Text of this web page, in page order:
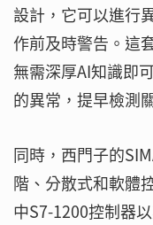
設計，它可以進行
作前及時警告。這
無需深厚AI知識即
的異常，提早檢測
同時，西門子的
階、分散式和軟體
中S7-1200控制器